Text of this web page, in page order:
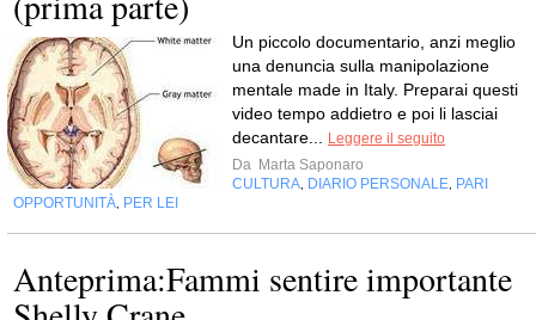
Un piccolo documentario, anzi meglio
una denuncia sulla manipolazione
mentale made in Italy. Preparai questi
video tempo addietro e poi li lasciai
decantare...
Leggere il seguito
Da Marta Saponaro
CULTURA DIARIO PERSONALE PARI
OPPORTUNITÀ PER LEI
Anteprima:Fammi sentire importante